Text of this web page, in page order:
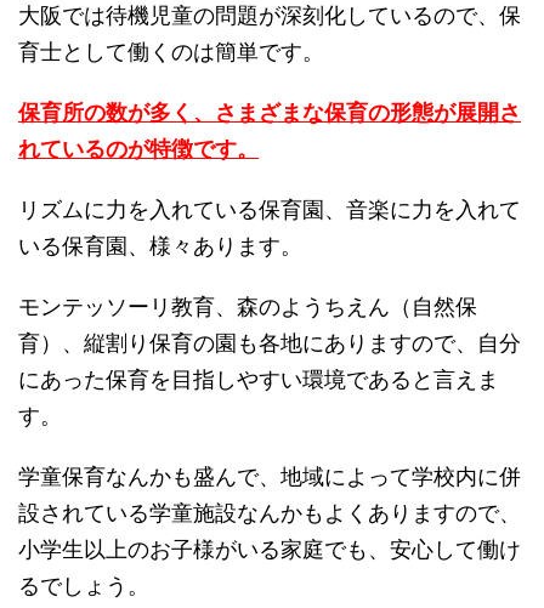
大阪では待機児童の問題が深刻化しているので、保
育士として働くのは簡単です。
保育所の数が多く、さまざまな保育の形態が展開さ
れているのが特徴です。
リズムに力を入れている保育園、音楽に力を入れて
いる保育園、様々あります。
モンテッソーリ教育、森のようちえん（自然保
育）、縦割り保育の園も各地にありますので、自分
にあった保育を目指しやすい環境であると言えま
す。
学童保育なんかも盛んで、地域によって学校内に併
設されている学童施設なんかもよくありますので、
小学生以上のお子様がいる家庭でも、安心して働け
るでしょう。